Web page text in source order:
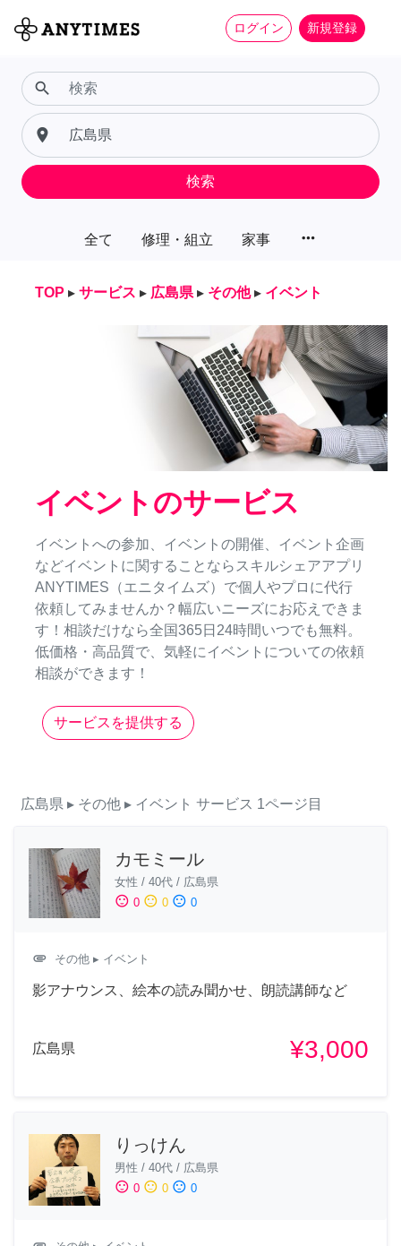
ログイン 新規登録
全て 修理・組立 家事 more_horiz
search
place
検索
TOP ▸ サービス ▸ 広島県 ▸ その他 ▸ イベント
イベントのサービス
イベントへの参加、イベントの開催、イベント企画
などイベントに関することならスキルシェアアプリ
ANYTIMES（エニタイムズ）で個人やプロに代行
依頼してみませんか？幅広いニーズにお応えできま
す！相談だけなら全国365日24時間いつでも無料。
低価格・高品質で、気軽にイベントについての依頼
相談ができます！
サービスを提供する
広島県 ▸ その他 ▸ イベント サービス 1ページ目
カモミール
女性 / 40代 / 広島県
sentiment_satisfied 0 sentiment_neutral 0 sentiment_dissatisfied 0
attachment その他 ▸ イベント
影アナウンス、絵本の読み聞かせ、朗読講師など
広島県 ¥3,000
りっけん
男性 / 40代 / 広島県
sentiment_satisfied 0 sentiment_neutral 0 sentiment_dissatisfied 0